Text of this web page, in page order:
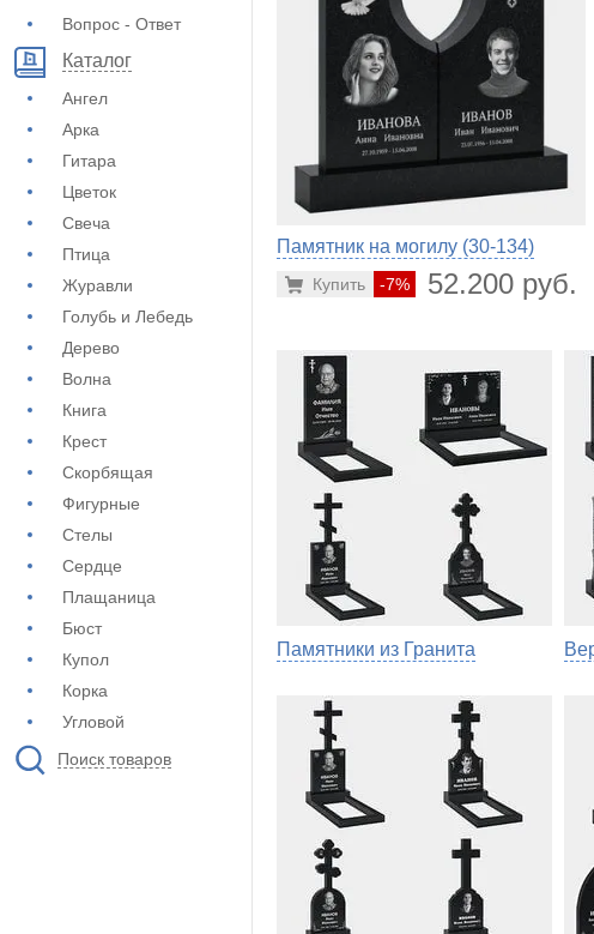
Вопрос - Ответ
Каталог
Ангел
Арка
Гитара
Цветок
Свеча
Птица
Журавли
Голубь и Лебедь
Дерево
Волна
Книга
Крест
Скорбящая
Фигурные
Стелы
Сердце
Плащаница
Бюст
Купол
Корка
Угловой
Поиск товаров
Памятник на могилу (30-134)
-7% 52.200 руб.
Купить
Памятники из Гранита